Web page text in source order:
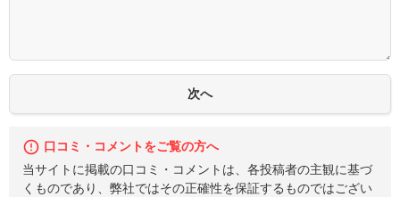
口コミ・コメントをご覧の方へ
当サイトに掲載の口コミ・コメントは、各投稿者の主観に基づ
くものであり、弊社ではその正確性を保証するものではござい